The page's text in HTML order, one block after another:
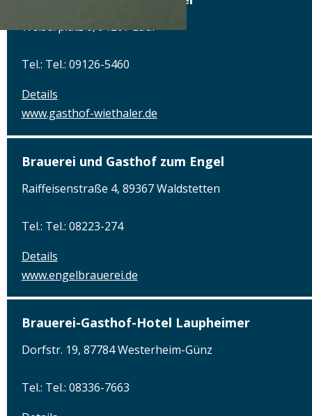
Welserplatz 6, 91207 Lauf
Tel.: Tel.: 09126-5460
Details
www.gasthof-wiethaler.de
Brauerei und Gasthof zum Engel
Raiffeisenstraße 4, 89367 Waldstetten
Tel.: Tel.: 08223-274
Details
www.engelbrauerei.de
Brauerei-Gasthof-Hotel Laupheimer
Dorfstr. 19, 87784 Westerheim-Günz
Tel.: Tel.: 08336-7663